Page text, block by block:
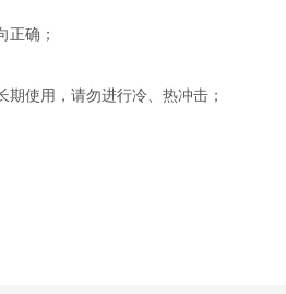
确；
使用，请勿进行冷、热冲击；